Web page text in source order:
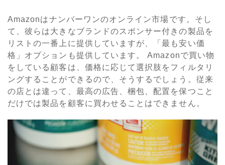
Amazonはナンバーワンのオンライン市場です。そし
て、彼らは大きなブランドのスポンサー付きの製品を
リストの一番上に提供していますが、「最も安い価
格」オプションも提供しています。 Amazonで買い物
をしている顧客は、価格に応じて選択肢をフィルタリ
ングすることができるので、そうするでしょう。従来
の店とは違って、最高の広告、梱包、配置を保つこと
だけでは製品を顧客に買わせることはできません。